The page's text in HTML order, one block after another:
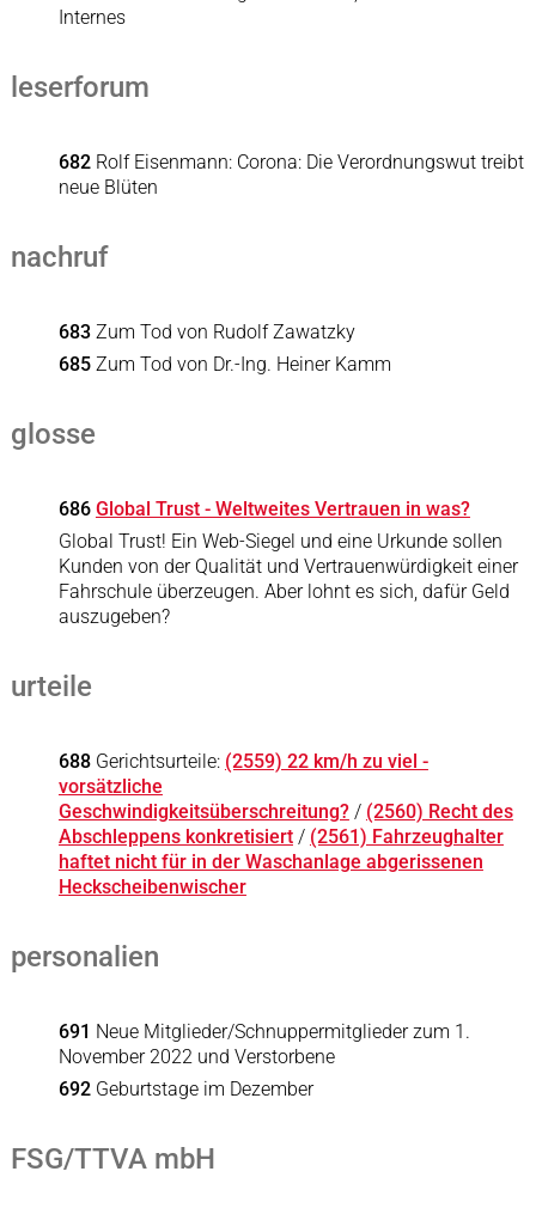
Internes
leserforum
682 Rolf Eisenmann: Corona: Die Verordnungswut treibt
neue Blüten
nachruf
683 Zum Tod von Rudolf Zawatzky
685 Zum Tod von Dr.-Ing. Heiner Kamm
glosse
686 Global Trust - Weltweites Vertrauen in was?
Global Trust! Ein Web-Siegel und eine Urkunde sollen
Kunden von der Qualität und Vertrauenwürdigkeit einer
Fahrschule überzeugen. Aber lohnt es sich, dafür Geld
auszugeben?
urteile
688 Gerichtsurteile: (2559) 22 km/h zu viel -
vorsätzliche
Geschwindigkeitsüberschreitung?/ (2560) Recht des
Abschleppens konkretisiert/ (2561) Fahrzeughalter
haftet nicht für in der Waschanlage abgerissenen
Heckscheibenwischer
personalien
691 Neue Mitglieder/Schnuppermitglieder zum 1.
November 2022 und Verstorbene
692 Geburtstage im Dezember
FSG/TTVA mbH